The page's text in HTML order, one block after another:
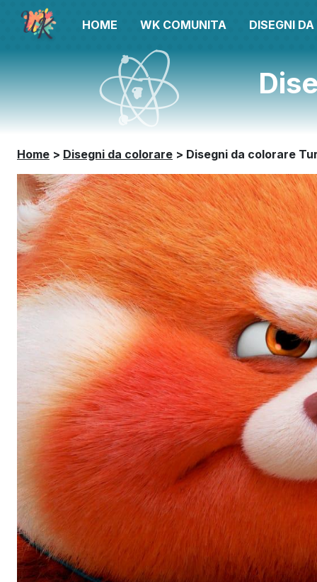
HOME WK COMUNITA DISEGNI
Home > Disegni da colorare > Disegni da colorare